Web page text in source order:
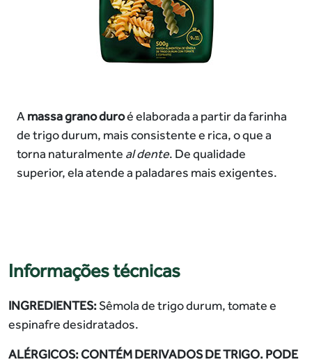
A massa grano duroé elaborada a partir da farinha
de trigo durum, mais consistente e rica, o que a
torna naturalmente al dente. De qualidade
superior, ela atende a paladares mais exigentes.
Informações técnicas
INGREDIENTES: Sêmola de trigo durum, tomate e
espinafre desidratados.
ALÉRGICOS: CONTÉM DERIVADOS DE TRIGO. PODE